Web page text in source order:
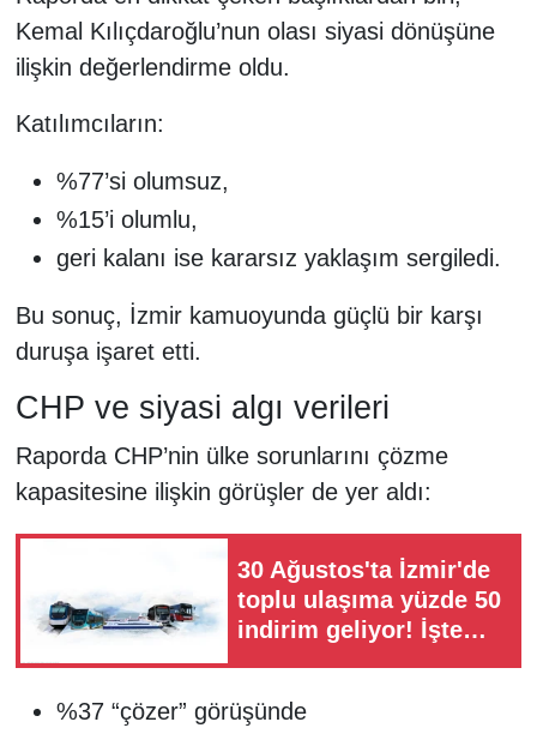
Kemal Kılıçdaroğlu’nun olası siyasi dönüşüne
ilişkin değerlendirme oldu.
Katılımcıların:
%77’si olumsuz,
%15’i olumlu,
geri kalanı ise kararsız yaklaşım sergiledi.
Bu sonuç, İzmir kamuoyunda güçlü bir karşı
duruşa işaret etti.
CHP ve siyasi algı verileri
Raporda CHP’nin ülke sorunlarını çözme
kapasitesine ilişkin görüşler de yer aldı:
30 Ağustos'ta İzmir'de
toplu ulaşıma yüzde 50
indirim geliyor! İşte
%37 “çözer” görüşünde